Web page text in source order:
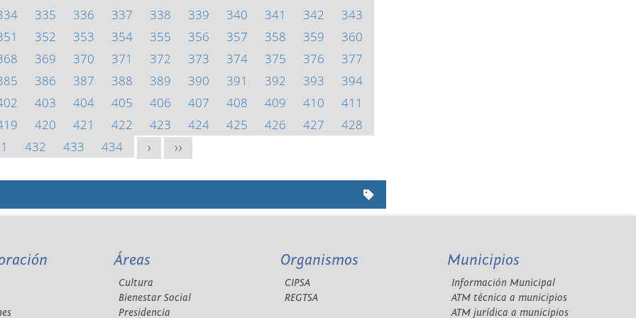
335 336 337 338 339 340 341 342
343
352 353 354 355 356 357 358 359
360
369 370 371 372 373 374 375 376
377
386 387 388 389 390 391 392 393
394
403 404 405 406 407 408 409 410
411
420 421 422 423 424 425 426 427
428
432 433 434 > >>
Áreas
Cultura
Bienestar Social
Presidencia
Organismos
CIPSA
REGTSA
Municipios
Información Municipal
ATM técnica a municipios
ATM jurídica a municipios